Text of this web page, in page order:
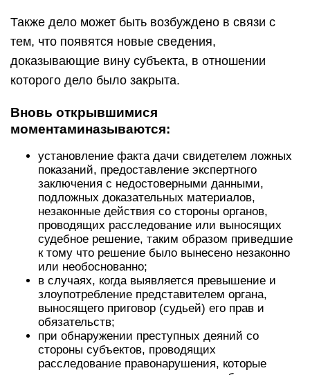
Также дело может быть возбуждено в связи с
тем, что появятся новые сведения,
доказывающие вину субъекта, в отношении
которого дело было закрыта.
Вновь открывшимися
моментаминазываются:
установление факта дачи свидетелем ложных
показаний, предоставление экспертного
заключения с недостоверными данными,
подложных доказательных материалов,
незаконные действия со стороны органов,
проводящих расследование или выносящих
судебное решение, таким образом приведшие
к тому что решение было вынесено незаконно
или необоснованно;
в случаях, когда выявляется превышение и
злоупотребление представителем органа,
выносящего приговор (судьей) его прав и
обязательств;
при обнаружении преступных деяний со
стороны субъектов, проводящих
расследование правонарушения, которые